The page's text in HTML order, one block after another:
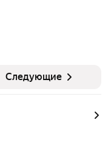
Следующие